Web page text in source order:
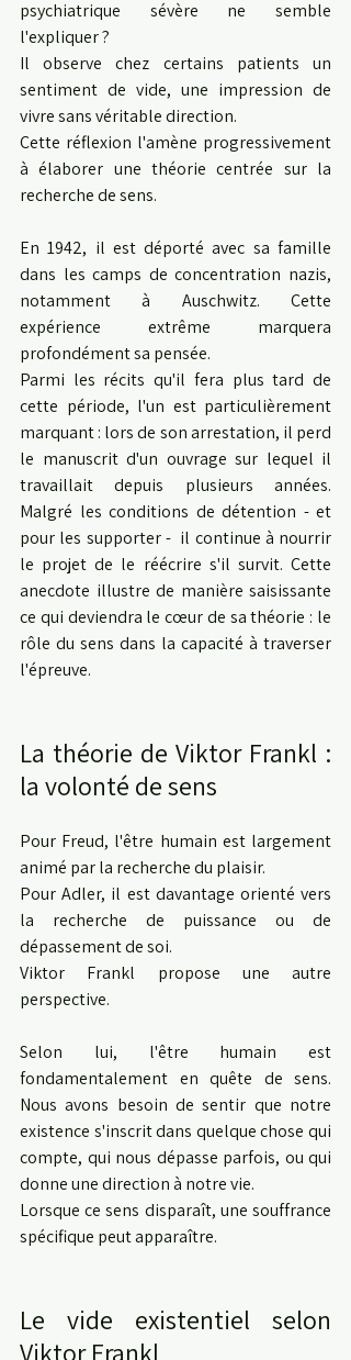
psychiatrique sévère ne semble
l'expliquer ?
Il observe chez certains patients un
sentiment de vide, une impression de
vivre sans véritable direction.
Cette réflexion l'amène progressivement
à élaborer une théorie centrée sur la
recherche de sens.
En 1942, il est déporté avec sa famille
dans les camps de concentration nazis,
notamment à Auschwitz. Cette
expérience extrême marquera
profondément sa pensée.
Parmi les récits qu'il fera plus tard de
cette période, l'un est particulièrement
marquant : lors de son arrestation, il perd
le manuscrit d'un ouvrage sur lequel il
travaillait depuis plusieurs années.
Malgré les conditions de détention - et
pour les supporter -  il continue à nourrir
le projet de le réécrire s'il survit. Cette
anecdote illustre de manière saisissante
ce qui deviendra le cœur de sa théorie : le
rôle du sens dans la capacité à traverser
l'épreuve.
La théorie de Viktor Frankl :
la volonté de sens
Pour Freud, l'être humain est largement
animé par la recherche du plaisir.
Pour Adler, il est davantage orienté vers
la recherche de puissance ou de
dépassement de soi.
Viktor Frankl propose une autre
perspective.
Selon lui, l'être humain est
fondamentalement en quête de sens.
Nous avons besoin de sentir que notre
existence s'inscrit dans quelque chose qui
compte, qui nous dépasse parfois, ou qui
donne une direction à notre vie.
Lorsque ce sens disparaît, une souffrance
spécifique peut apparaître.
Le vide existentiel selon
Viktor Frankl